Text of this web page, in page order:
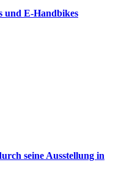
und E-Handbikes
seine Ausstellung in